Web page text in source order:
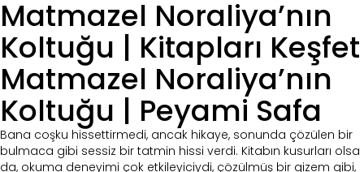
Matmazel Noraliya’nın
Koltuğu | Kitapları Keşfet
Matmazel Noraliya’nın
Koltuğu | Peyami Safa
Bana coşku hissettirmedi, ancak hikaye, sonunda çözülen bir
bulmaca gibi sessiz bir tatmin hissi verdi. Kitabın kusurları olsa
da, okuma deneyimi çok etkileyiciydi, çözülmüş bir gizem gibi,